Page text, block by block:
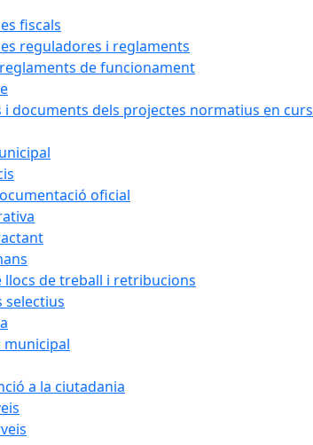
fiscals
reguladores i reglaments
de funcionament
i documents dels projectes normatius en curs
oficial
llocs de treball i retribucions
selectius
municipal
a la ciutadania